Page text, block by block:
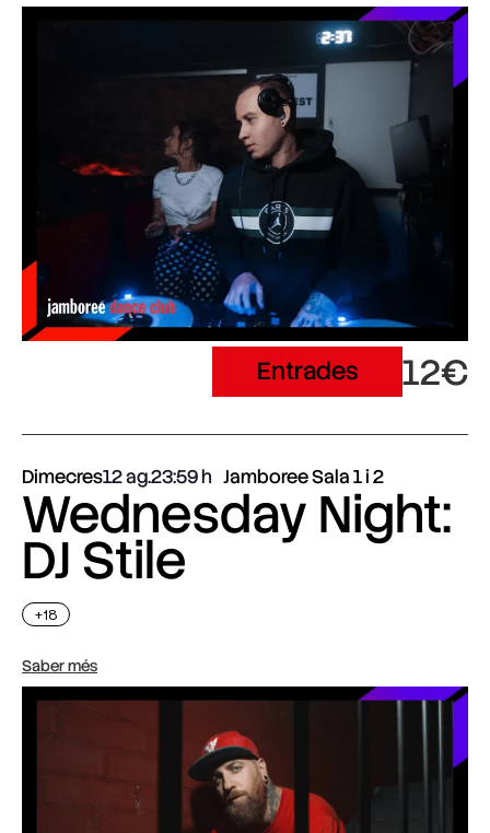
Entrades 12€
Dimecres12 ag.23:59 Jamboree Sala 1 i 2
Wednesday Night:
DJ Stile
+18
Saber més